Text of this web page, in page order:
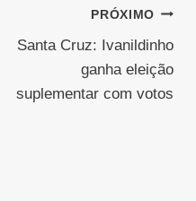
PRÓXIMO
Santa Cruz: Ivanildinho
ganha eleição
suplementar com votos